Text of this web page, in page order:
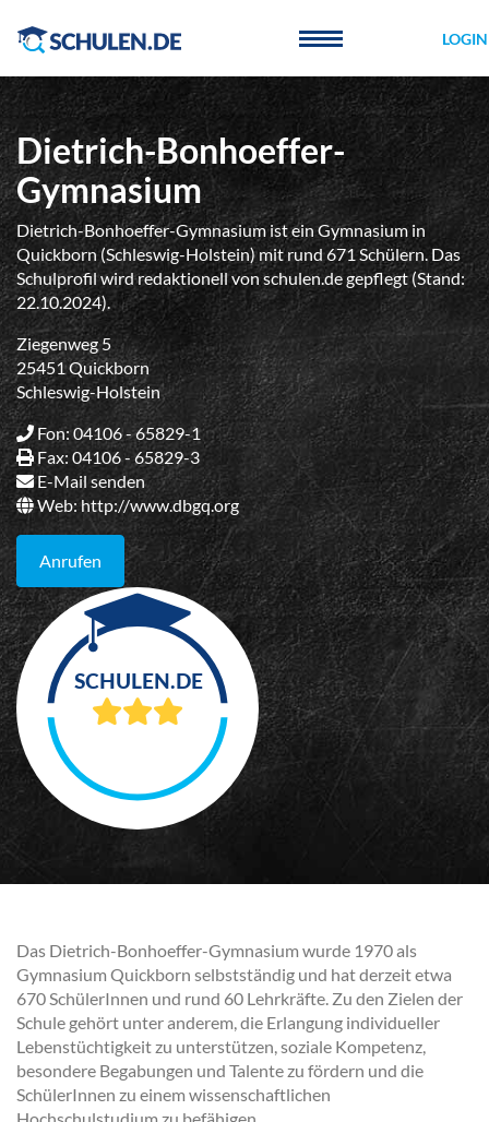
LOGIN
Dietrich-Bonhoeffer-
Gymnasium
Dietrich-Bonhoeffer-Gymnasium ist ein Gymnasium in
Quickborn (Schleswig-Holstein) mit rund 671 Schülern. Das
Schulprofil wird redaktionell von schulen.de gepflegt (Stand:
22.10.2024).
Ziegenweg 5
25451 Quickborn
Schleswig-Holstein
Fon: 04106 - 65829-1
Fax: 04106 - 65829-3
E-Mail senden
Web:http://www.dbgq.org
Anrufen
Das Dietrich-Bonhoeffer-Gymnasium wurde 1970 als
Gymnasium Quickborn selbstständig und hat derzeit etwa
670 SchülerInnen und rund 60 Lehrkräfte. Zu den Zielen der
Schule gehört unter anderem, die Erlangung individueller
Lebenstüchtigkeit zu unterstützen, soziale Kompetenz,
besondere Begabungen und Talente zu fördern und die
SchülerInnen zu einem wissenschaftlichen